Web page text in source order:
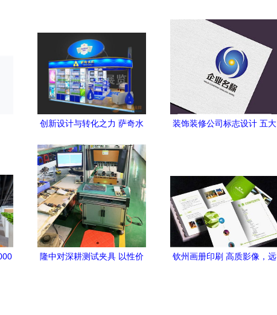
创新设计与转化之力 萨奇水
质服务商的综合探寻
装饰装修公司标志设计 五大
隆中对深耕测试夹具 以性价
钦州画册印刷 高质影像，远